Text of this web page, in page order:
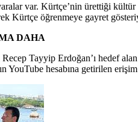
var. Kürtçe’nin ürettiği
Kürtçe öğrenmeye gayret
DAHA
Tayyip Erdoğan’ı hedef
YouTube hesabına getirilen